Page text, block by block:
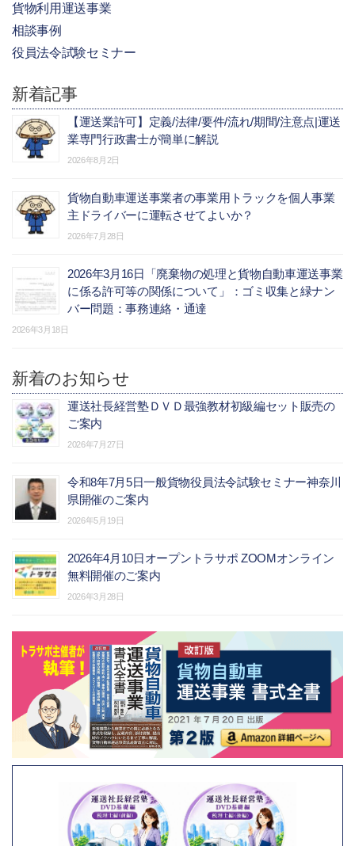
貨物利用運送事業
相談事例
役員法令試験セミナー
新着記事
【運送業許可】定義/法律/要件/流れ/期間/注意点|運送
業専門行政書士が簡単に解説
2026年8月2日
貨物自動車運送事業者の事業用トラックを個人事業
主ドライバーに運転させてよいか？
2026年7月28日
2026年3月16日「廃棄物の処理と貨物自動車運送事業
に係る許可等の関係について」：ゴミ収集と緑ナン
バー問題：事務連絡・通達
2026年3月18日
新着のお知らせ
運送社長経営塾ＤＶＤ最強教材初級編セット販売の
ご案内
2026年7月27日
令和8年7月5日一般貨物役員法令試験セミナー神奈川
県開催のご案内
2026年5月19日
2026年4月10日オープントラサポ ZOOMオンライン
無料開催のご案内
2026年3月28日